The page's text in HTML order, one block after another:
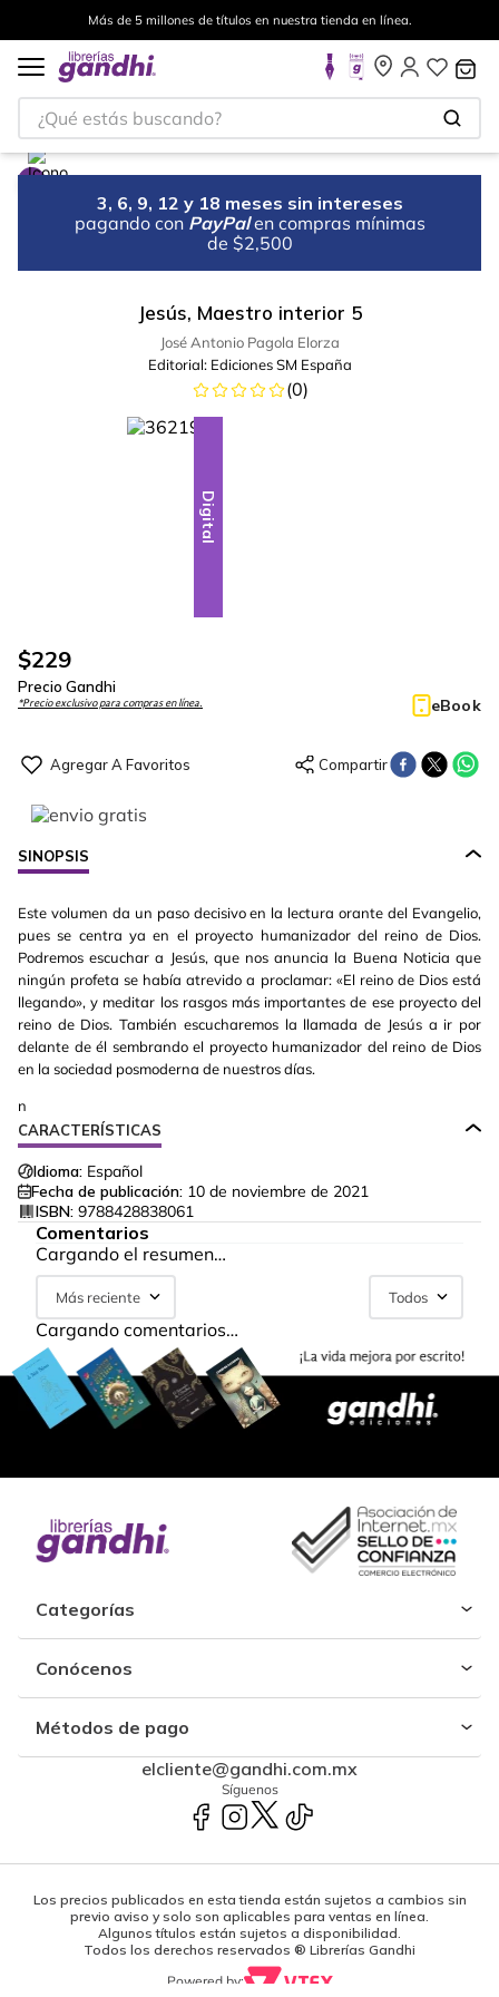
Más de 5 millones de títulos en nuestra tienda en línea.
¿Qué estás buscando?
3, 6, 9, 12 y 18 meses sin intereses
pagando con PayPal en compras mínimas
de $2,500
Jesús, Maestro interior 5
José Antonio Pagola Elorza
Editorial: Ediciones SM España
(0)
Digital
$229
Precio Gandhi
*Precio exclusivo para compras en línea. eBook
SINOPSIS
Este volumen da un paso decisivo en la lectura orante del Evangelio,
pues se centra ya en el proyecto humanizador del reino de Dios.
Podremos escuchar a Jesús, que nos anuncia la Buena Noticia que
ningún profeta se había atrevido a proclamar: «El reino de Dios está
llegando», y meditar los rasgos más importantes de ese proyecto del
reino de Dios. También escucharemos la llamada de Jesús a ir por
delante de él sembrando el proyecto humanizador del reino de Dios
en la sociedad posmoderna de nuestros días.
n
CARACTERÍSTICAS
Idioma: Español
Fecha de publicación: 10 de noviembre de 2021
ISBN: 9788428838061
Comentarios
Cargando el resumen…
Más reciente Todos
Cargando comentarios…
Categorías
Conócenos
Métodos de pago
elcliente@gandhi.com.mx
Síguenos
Los precios publicados en esta tienda están sujetos a cambios sin
previo aviso y solo son aplicables para ventas en línea.
Algunos títulos están sujetos a disponibilidad.
Todos los derechos reservados ® Librerías Gandhi
Powered by: